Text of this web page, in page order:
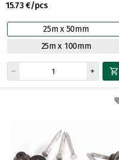
15.73 €/pcs
25m x 50mm
25m x 100mm